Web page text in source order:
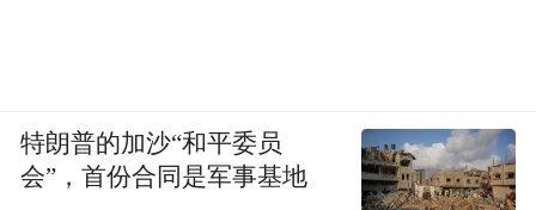
特朗普的加沙“和平委员
会”，首份合同是军事基地